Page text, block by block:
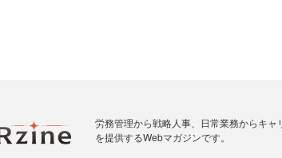
労務管理から戦略人事、日常業務からキ
を提供するWebマガジンです。